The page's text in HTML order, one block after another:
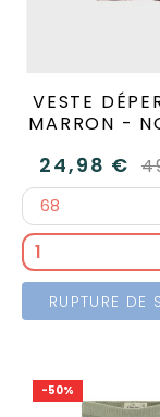
VESTE
MARRON -
24,98 €
RUPTURE DE
-50%